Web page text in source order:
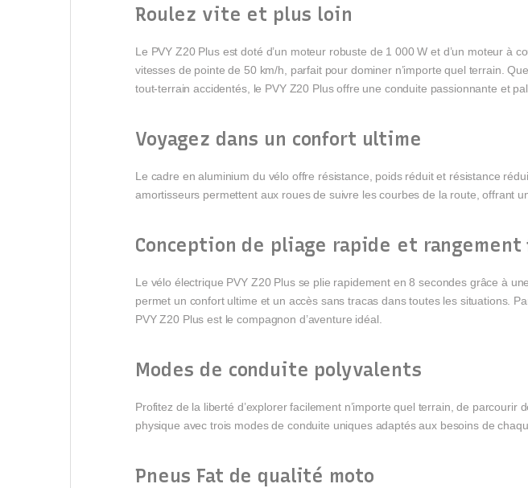
Roulez vite et plus loin
Le PVY Z20 Plus est doté d’un moteur robuste de 1 000 W et d’un moteur à
vitesses de pointe de 50 km/h, parfait pour dominer n’importe quel terrain.
tout-terrain accidentés, le PVY Z20 Plus offre une conduite passionnante et
Voyagez dans un confort ultime
Le cadre en aluminium du vélo offre résistance, poids réduit et résistance
amortisseurs permettent aux roues de suivre les courbes de la route, offrant
Conception de pliage rapide et rangement
Le vélo électrique PVY Z20 Plus se plie rapidement en 8 secondes grâce à
permet un confort ultime et un accès sans tracas dans toutes les situations.
PVY Z20 Plus est le compagnon d’aventure idéal.
Modes de conduite polyvalents
Profitez de la liberté d’explorer facilement n’importe quel terrain, de
physique avec trois modes de conduite uniques adaptés aux besoins de
Pneus Fat de qualité moto